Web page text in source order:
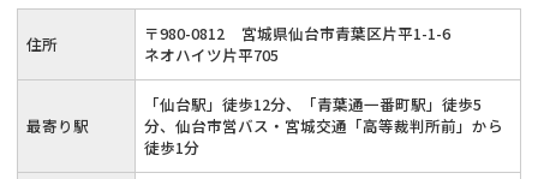
ウを活かし、皆様に親身に寄り添って適切な解決策をご提案い
たします。
住所 〒980-0812
宮城県仙台市青葉区片平1-1-6
ネオハイツ片平705
最寄り駅
「仙台駅」徒歩12分、「青葉通一番町駅」徒歩5
分、仙台市営バス・宮城交通「高等裁判所前」から
徒歩1分